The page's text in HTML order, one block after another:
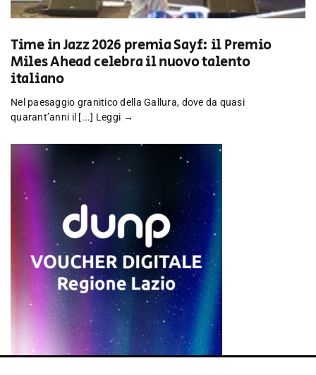
Time in Jazz 2026 premia Sayf: il Premio
Miles Ahead celebra il nuovo talento
italiano
Nel paesaggio granitico della Gallura, dove da quasi
quarant’anni il [...] Leggi →